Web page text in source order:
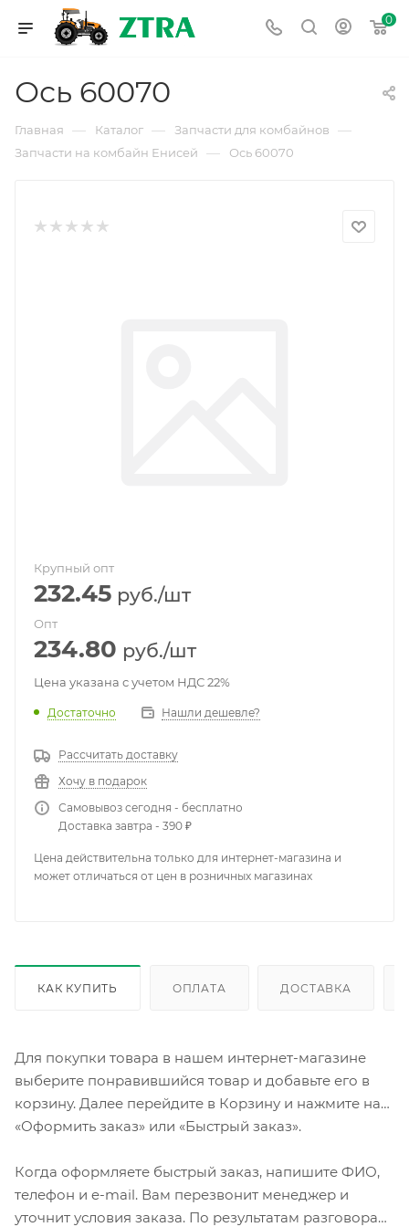
0
Ось 60070
Главная — Каталог — Запчасти для комбайнов —
Запчасти на комбайн Енисей — Ось 60070
Крупный опт
232.45 руб./шт
Опт
234.80 руб./шт
Цена указана с учетом НДС 22%
Достаточно Нашли дешевле?
Рассчитать доставку
Хочу в подарок
Самовывоз сегодня - бесплатно
Доставка завтра - 390 ₽
Цена действительна только для интернет-магазина и
может отличаться от цен в розничных магазинах
КАК КУПИТЬ ОПЛАТА ДОСТАВКА
Для покупки товара в нашем интернет-магазине
выберите понравившийся товар и добавьте его в
корзину. Далее перейдите в Корзину и нажмите на
«Оформить заказ» или «Быстрый заказ».
Когда оформляете быстрый заказ, напишите ФИО,
телефон и e-mail. Вам перезвонит менеджер и
уточнит условия заказа. По результатам разговора